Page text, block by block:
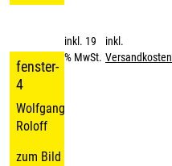
fenster-
4
Wolfgang
Roloff
zum Bild
inkl. 19
% MwSt.
inkl.
Versandkosten